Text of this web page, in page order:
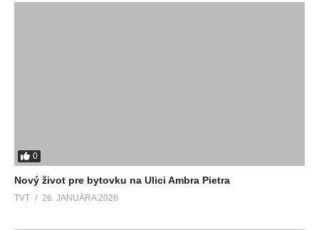
0
Nový život pre bytovku na Ulici Ambra Pietra
TVT 26. JANUÁRA 2026